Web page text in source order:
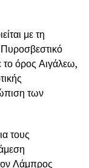
με τη
Πυροσβεστικό
το όρος Αιγάλεω,
των
τους
Λάμπρος